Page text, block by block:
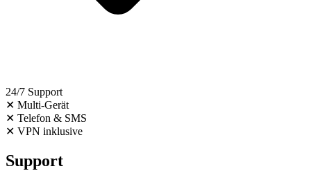
24/7 Support
✕ Multi-Gerät
✕ Telefon & SMS
✕ VPN inklusive
Support